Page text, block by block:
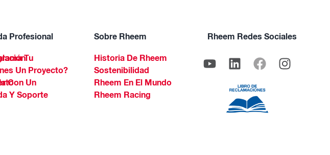
Profesional
Tu Instalación
Un Proyecto?
Experto
Y Soporte
Sobre Rheem
Historia De Rheem
Sostenibilidad
Rheem En El Mundo
Rheem Racing
Rheem Redes Sociales